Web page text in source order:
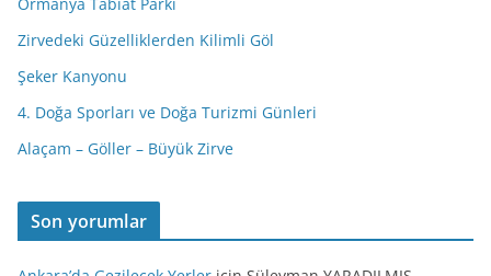
Zirvedeki Güzelliklerden Kilimli Göl
Şeker Kanyonu
4. Doğa Sporları ve Doğa Turizmi Günleri
Alaçam – Göller – Büyük Zirve
Son yorumlar